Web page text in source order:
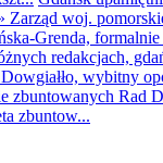
Zarząd woj.
Grenda,
redakcjach,
wybitny
zbuntowanych Rad
zbuntow...